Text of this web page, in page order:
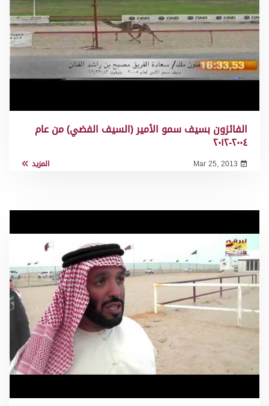
الفائزون بسيف سمو الأمير (السيف الفضي) من عام
٢٠٠٤-٢٠١٢
Mar 25, 2013 المزيد